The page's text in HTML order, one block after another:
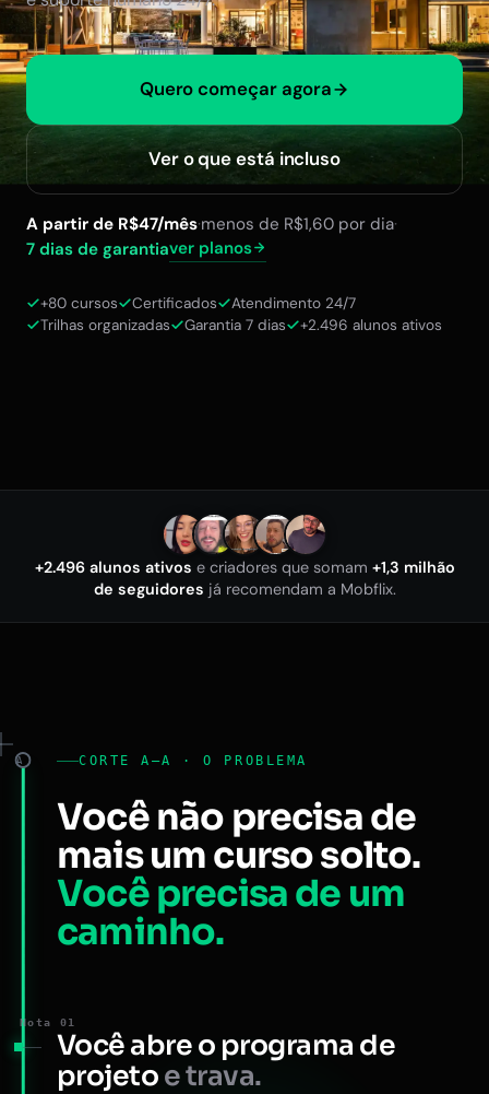
Quero começar agora
Ver o que está incluso
A partir de R$47/mês·menos de R$1,60 por dia·
7 dias de garantiaver planos
+80 cursos Certificados
Atendimento 24/7
Trilhas organizadas
Garantia 7 dias +2.496 alunos ativos
+2.496 alunos ativos e criadores que somam +1,3 milhão
de seguidores já recomendam a Mobflix.
A CORTE A–A · O PROBLEMA
Você não precisa de
mais um curso solto.
Você precisa de um
caminho.
Nota 01
Você abre o programa de
projetoe trava.